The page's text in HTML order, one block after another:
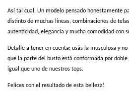
Así tal cual. Un modelo pensado honestamente
distinto de muchas líneas, combinaciones de
autenticidad, elegancia y mucha comodidad con
Detalle a tener en cuenta: usás la musculosa y
que la parte del busto está conformada por
igual que uno de nuestros tops.
Felices con el resultado de esta belleza!